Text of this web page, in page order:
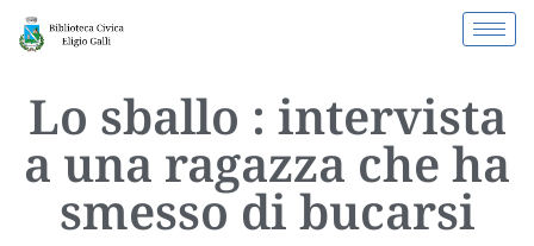
Lo sballo : intervista
a una ragazza che ha
smesso di bucarsi